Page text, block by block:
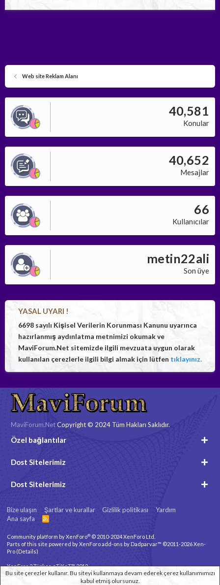
Web site Reklam Alanı
40,581
Konular
40,652
Mesajlar
66
Kullanıcılar
metin22ali
Son üye
YASAL UYARI !
6698 sayılı Kişisel Verilerin Korunması Kanunu uyarınca
hazırlanmış aydınlatma metnimizi okumak ve
MaviForum.Net sitemizde ilgili mevzuata uygun olarak
kullanılan çerezlerle ilgili bilgi almak için lütfen tıklayınız.
MaviForum.NetCopyright © 2024 Tüm Hakları Saklıdır.
Özel bağlantılar
Dost Sitelerimiz
Dost Sitelerimiz
Bize ulaşın Şartlar ve kurallar Gizlilik politikası
Yardım
Ana sayfa
R
Community platform by XenForo® © 2010-2024 XenForo Ltd.
Parts of this site powered byXenForo add-ons by Dadparvar™ ©2011-2026Xen-
Pro (Details)
XenForo 2 Türkçe eTiKeT™ 2019
© by ©XenTR
Bu site çerezler kullanır. Bu siteyi kullanmaya devam ederek çerez kullanımımızı
kabul etmiş olursunuz.